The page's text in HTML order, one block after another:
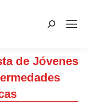
Buscar:
de Jóvenes